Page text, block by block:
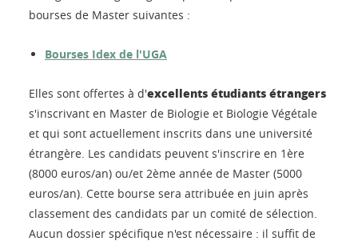
bourses de Master suivantes :
Bourses Idex de l'UGA
Elles sont offertes à d'excellents étudiants étrangers
s'inscrivant en Master de Biologie et Biologie Végétale
et qui sont actuellement inscrits dans une université
étrangère. Les candidats peuvent s'inscrire en 1ère
(8000 euros/an) ou/et 2ème année de Master (5000
euros/an). Cette bourse sera attribuée en juin après
classement des candidats par un comité de sélection.
Aucun dossier spécifique n'est nécessaire : il suffit de